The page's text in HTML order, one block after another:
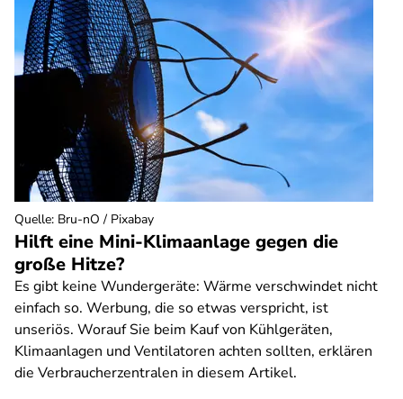
Hilft eine Mini-Klimaanlage gegen die
große Hitze?
Es gibt keine Wundergeräte: Wärme verschwindet nicht
einfach so. Werbung, die so etwas verspricht, ist
unseriös. Worauf Sie beim Kauf von Kühlgeräten,
Klimaanlagen und Ventilatoren achten sollten, erklären
die Verbraucherzentralen in diesem Artikel.
Quelle: Bru-nO / Pixabay